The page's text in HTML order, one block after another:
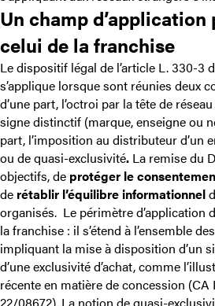
Un champ
celui de la franchise
Le dispositif légal de l’article L. 330-3
s’applique lorsque sont réunies deux
d’une part, l’octroi par la tête de
signe distinctif (marque, enseigne ou
part, l’imposition au distributeur d’un
ou de quasi-exclusivité. La remise du
objectifs, de protéger le
de rétablir l’équilibre informationnel
organisés. Le périmètre d’application
la franchise : il s’étend à l’ensemble
impliquant la mise à disposition d’un
d’une exclusivité d’achat, comme
récente en matière de concession (CA